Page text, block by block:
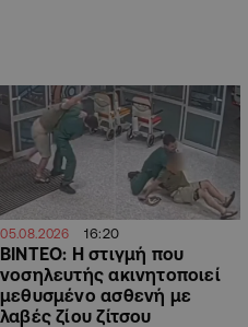
05.08.2026 16:20
ΒΙΝΤΕΟ: Η στιγμή που
νοσηλευτής ακινητοποιεί
μεθυσμένο ασθενή με
λαβές ζίου ζίτσου